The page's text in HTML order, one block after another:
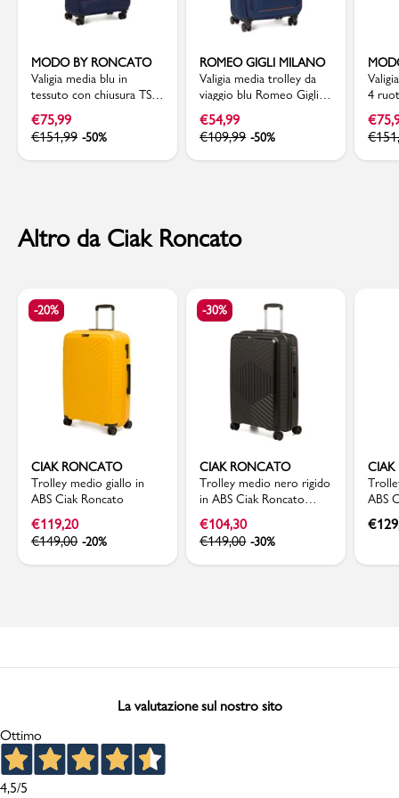
MODO BY RONCATO
Valigia media blu in
tessuto con chiusura TSA
MODO by Roncato
€75,99
€151,99 -50%
ROMEO GIGLI MILANO
Valigia media trolley da
viaggio blu Romeo Gigli
Milano
€54,99
€109,99 -50%
4
€
€
Altro da Ciak Roncato
-20%
CIAK RONCATO
Trolley medio giallo in
ABS Ciak Roncato
€119,20
€149,00 -20%
-30%
CIAK RONCATO
Trolley medio nero rigido
in ABS Ciak Roncato
Hexa
€104,30
€149,00 -30%
ABS
€
La valutazione sul nostro sito
Ottimo
4,5/5